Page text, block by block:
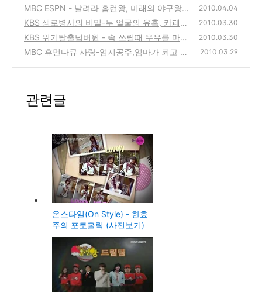
진보기)
(0)
MBC ESPN - 날려라 홈런왕, 미래의 야구왕을
꿈꾼다
(0)
2010.04.04
KBS 생로병사의 비밀-두 얼굴의 유혹, 카페
인-커피,차,와인에 대한 이야기
(2)
2010.03.30
KBS 위기탈출넘버원 - 속 쓰릴때 우유를 마시
면 위에는? 식품첨가물 나트륨
(0)
2010.03.30
MBC 휴먼다큐 사랑-엄지공주,엄마가 되고 싶
2010.03.29
관련글
온스타일(On Style) - 한효
주의 포토홀릭 (사진보기)